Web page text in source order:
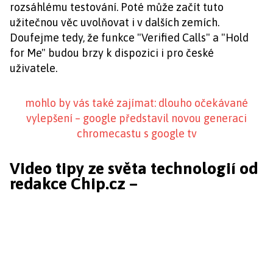
rozsáhlému testování. Poté může začít tuto
užitečnou věc uvolňovat i v dalších zemích.
Doufejme tedy, že funkce "Verified Calls" a "Hold
for Me" budou brzy k dispozici i pro české
uživatele.
mohlo by vás také zajímat: dlouho očekávané
vylepšení – google představil novou generaci
chromecastu s google tv
Video tipy ze světa technologií od
redakce Chip.cz –